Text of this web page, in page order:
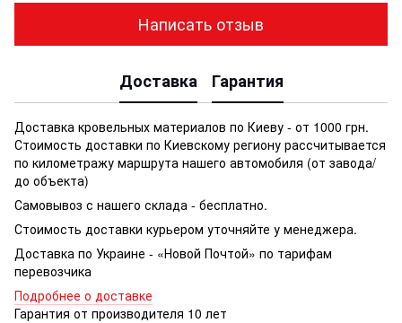
Написать отзыв
Доставка Гарантия
Доставка кровельных материалов по Киеву - от 1000 грн.
Стоимость доставки по Киевскому региону рассчитывается
по километражу маршрута нашего автомобиля (от завода/
до объекта)
Самовывоз с нашего склада - бесплатно.
Стоимость доставки курьером уточняйте у менеджера.
Доставка по Украине - «Новой Почтой» по тарифам
перевозчика
Подробнее о доставке
Гарантия от производителя 10 лет